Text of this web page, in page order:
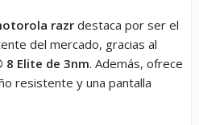
razr destaca por ser el
del mercado, gracias al
8 Elite de 3nm. Además, ofrece
resistente y una pantalla